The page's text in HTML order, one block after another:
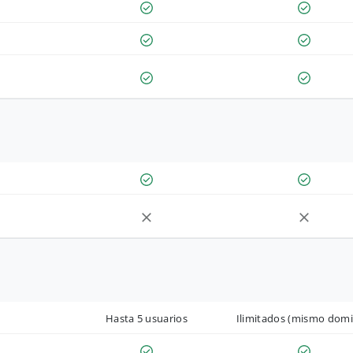
Hasta 5 usuarios Ilimitados (mismo